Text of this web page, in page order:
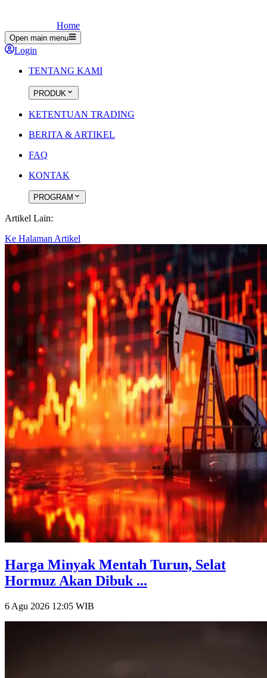
Home
Open main menu
Login
TENTANG KAMI
PRODUK
KETENTUAN TRADING
BERITA & ARTIKEL
FAQ
KONTAK
PROGRAM
Artikel Lain:
Ke Halaman Artikel
Harga Minyak Mentah Turun, Selat
Hormuz Akan Dibuk ...
6 Agu 2026 12:05 WIB